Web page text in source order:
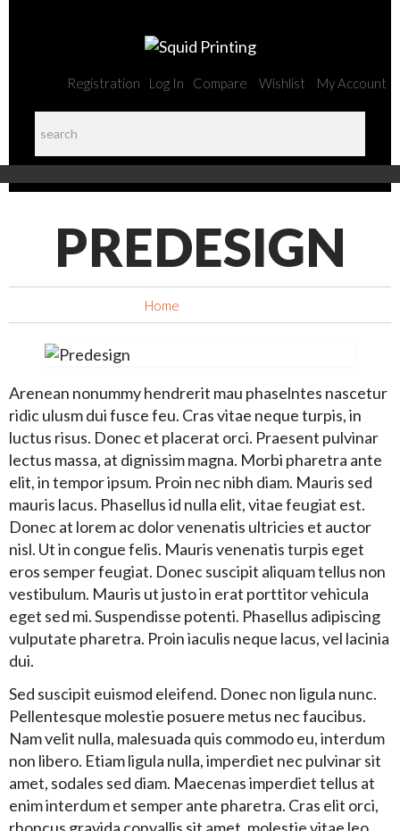
Registration Log In Compare Wishlist My Account
PREDESIGN
Home
Arenean nonummy hendrerit mau phaselntes nascetur
ridic ulusm dui fusce feu. Cras vitae neque turpis, in
luctus risus. Donec et placerat orci. Praesent pulvinar
lectus massa, at dignissim magna. Morbi pharetra ante
elit, in tempor ipsum. Proin nec nibh diam. Mauris sed
mauris lacus. Phasellus id nulla elit, vitae feugiat est.
Donec at lorem ac dolor venenatis ultricies et auctor
nisl. Ut in congue felis. Mauris venenatis turpis eget
eros semper feugiat. Donec suscipit aliquam tellus non
vestibulum. Mauris ut justo in erat porttitor vehicula
eget sed mi. Suspendisse potenti. Phasellus adipiscing
vulputate pharetra. Proin iaculis neque lacus, vel lacinia
dui.
Sed suscipit euismod eleifend. Donec non ligula nunc.
Pellentesque molestie posuere metus nec faucibus.
Nam velit nulla, malesuada quis commodo eu, interdum
non libero. Etiam ligula nulla, imperdiet nec pulvinar sit
amet, sodales sed diam. Maecenas imperdiet tellus at
enim interdum et semper ante pharetra. Cras elit orci,